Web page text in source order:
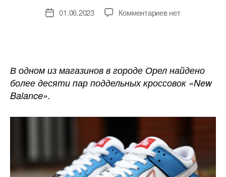
Дата01.06.2023 Комментариевк
оштрафовали
продажу
нет
В одном из магазинов в городе Орел найдено
более десяти пар поддельных кроссовок «New
Balance».